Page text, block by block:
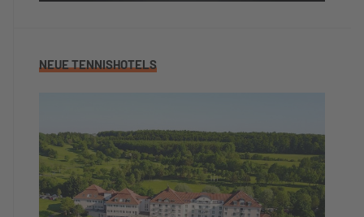
NEUE TENNISHOTELS